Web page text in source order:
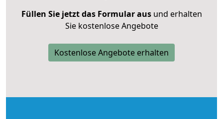
Füllen Sie jetzt das Formular ausund erhalten
Sie kostenlose Angebote
Kostenlose Angebote erhalten